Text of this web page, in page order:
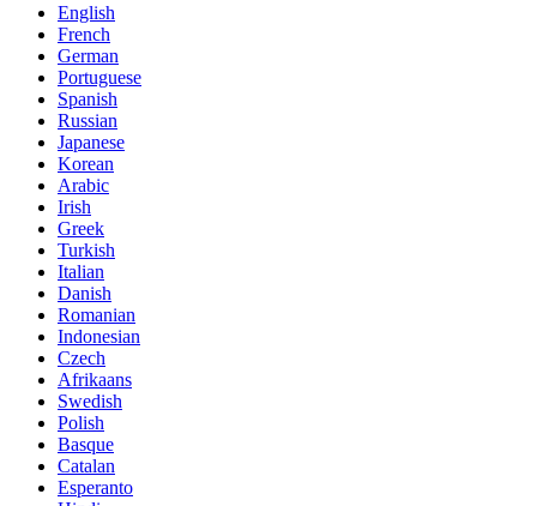
English
French
German
Portuguese
Spanish
Russian
Japanese
Korean
Arabic
Irish
Greek
Turkish
Italian
Danish
Romanian
Indonesian
Czech
Afrikaans
Swedish
Polish
Basque
Catalan
Esperanto